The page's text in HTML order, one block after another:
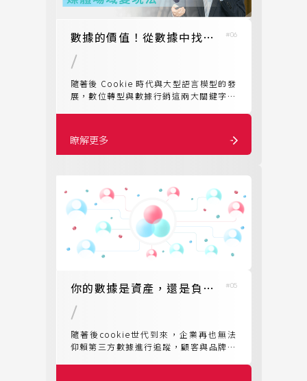
數據的價值！從數據中找到媒體場域變現法 #06
隨著後 Cookie 時代與大型語言模型的發
展，數位轉型與數據行銷這兩大關鍵字，
帶您一同認識，股感媒體集團如何讓企業
數據在實際場景下，如何有效驅動企業決
瞭解更多
你的數據是資產，還是負債？認識 CDP ：驅動數據資產的價值 #05
隨著後cookie世代到來，企業再也無法
仰賴第三方數據進行追蹤，顧客與品牌的